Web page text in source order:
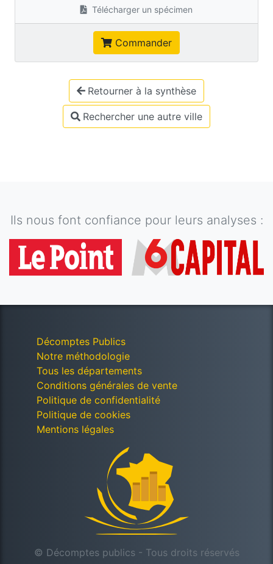
Télécharger un spécimen
Commander
Retourner à la synthèse
Rechercher une autre ville
Ils nous font confiance pour leurs analyses :
Décomptes Publics
Notre méthodologie
Tous les départements
Conditions générales de vente
Politique de confidentialité
Politique de cookies
Mentions légales
© Décomptes publics - Tous droits réservés